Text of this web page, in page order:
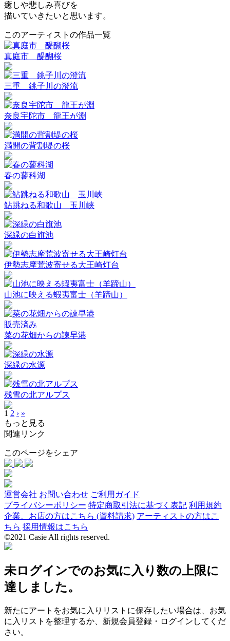
癒しや悲しみ喜びを
描いていきたいと思います。
このアーティストの作品一覧
真庭市 醍醐桜
三重 銚子川の澄流
奈良宇陀市 龍王が淵
満開の背割堤の桜
春の蓼科湖
鮎跳ねる和歌山 玉川峡
深緑の白旗池
伊勢志摩荒波寄せる大王崎灯台
山池に映える蝦夷富士（羊蹄山）
販売済み
菜の花畑からの諫早港
深緑の水源
残雪の北アルプス
1 2 › »
もっと見る
関連リンク
このページをシェア
運営会社 お問い合わせ ご利用ガイド
プライバシーポリシー 特定商取引法に基づく表記 利用規約
企業、お店の方はこちら (資料請求) アーティストの方はこ
ちら 採用情報はこちら
©2021 Casie All rights reserved.
未ログインでのお気に入り数の上限に
達しました。
新たにアートをお気に入りリストに保存したい場合は、お気
に入リストを整理するか、新規会員登録・ログインしてくだ
さい。